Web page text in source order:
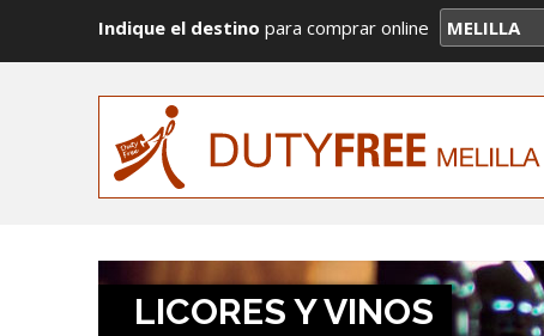
Indique el destino para comprar online
LICORES Y VINOS